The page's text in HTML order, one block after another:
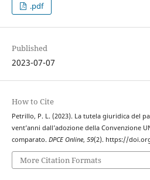
.pdf
Published
2023-07-07
How to Cite
Petrillo, P. L. (2023). La tutela giuridica del
vent’anni dall’adozione della Convenzione
comparato. DPCE Online, 59(2). https://
More Citation Formats